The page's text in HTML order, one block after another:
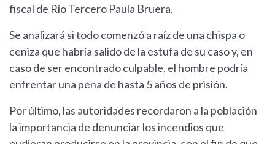
fiscal de Río Tercero Paula Bruera.
Se analizará si todo comenzó a raíz de una chispa o
ceniza que habría salido de la estufa de su caso y, en
caso de ser encontrado culpable, el hombre podría
enfrentar una pena de hasta 5 años de prisión.
Por último, las autoridades recordaron a la población
la importancia de denunciar los incendios que